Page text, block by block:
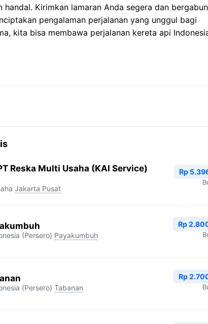
handal. Kirimkan lamaran Anda segera dan
pengalaman perjalanan yang unggul bagi
kita bisa membawa perjalanan kereta api
Reska Multi Usaha (KAI Service)
Jakarta Pusat
Rp
(Persero) Payakumbuh
Rp
(Persero) Tabanan
Rp